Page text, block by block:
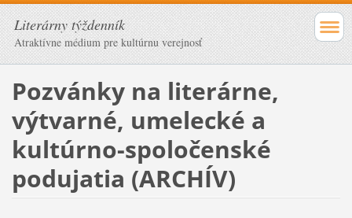
Literárny týždenník
Atraktívne médium pre kultúrnu verejnosť
Pozvánky na literárne,
výtvarné, umelecké a
kultúrno-spoločenské
podujatia (ARCHÍV)